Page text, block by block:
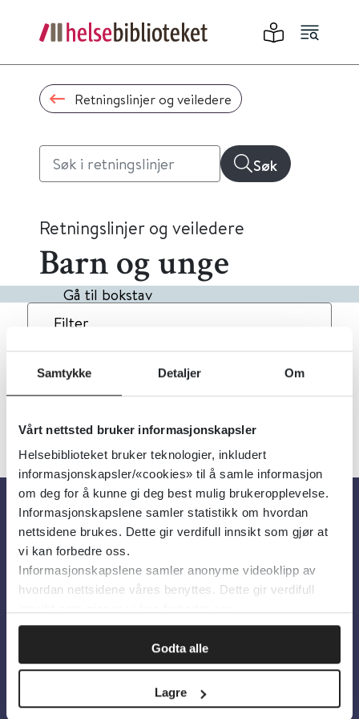
Samtykke Detaljer Om
Vårt nettsted bruker informasjonskapsler
Helsebiblioteket bruker teknologier, inkludert
informasjonskapsler/«cookies» til å samle informasjon
om deg for å kunne gi deg best mulig brukeropplevelse.
Informasjonskapslene samler statistikk om hvordan
nettsidene brukes. Dette gir verdifull innsikt som gjør at
vi kan forbedre oss.
Informasjonskapslene samler anonyme videoklipp av
hvordan nettsidene våres benyttes. Dette gir verdifull
Godta alle
Lagre
Retningslinjer og veiledere
Søk
Retningslinjer og veiledere
Barn og unge
Gå til bokstav
Filter
1Treff Dato Alfabetisk
Om oss
Om Helsebiblioteket
Personvern og informasjonskapsler
Tilgjengelighetserklæring
Information in English
Bilder fra Colourbox.com